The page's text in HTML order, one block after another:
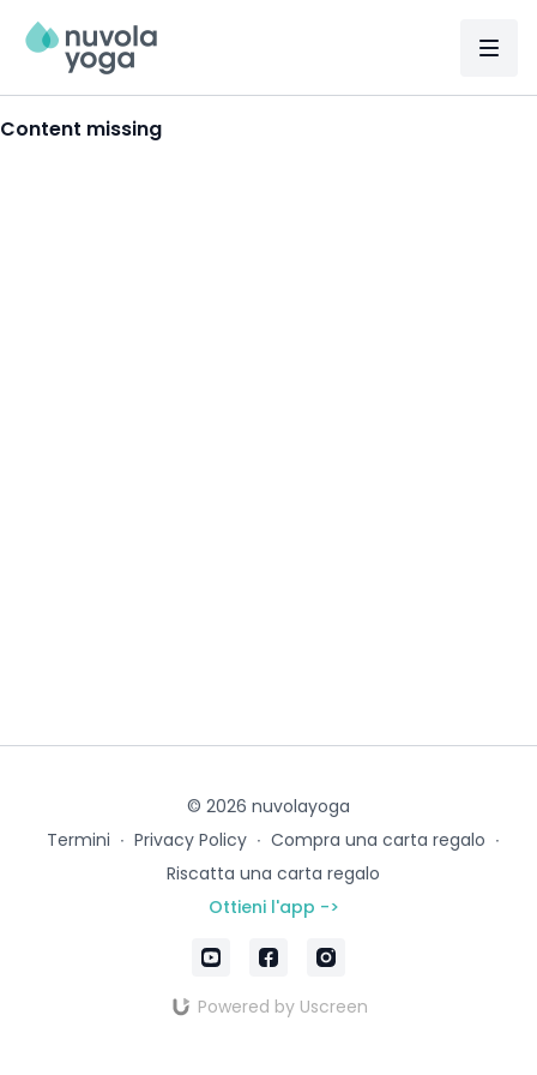
Content missing
© 2026 nuvolayoga
Termini ∙ Privacy Policy ∙ Compra una carta regalo ∙
Riscatta una carta regalo
Ottieni l'app ->
Powered by Uscreen